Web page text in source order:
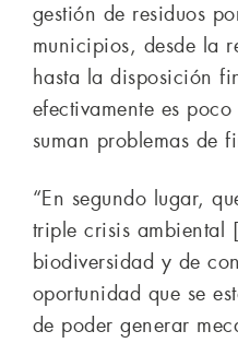
gestión de residuos
municipios, desde la
hasta la disposición
efectivamente es
suman problemas de
“En segundo lugar,
triple crisis ambiental
biodiversidad y de
oportunidad que se
de poder generar